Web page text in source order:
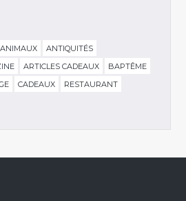
ANIMAUX
ANTIQUITÉS
ARTICLES CADEAUX
BAPTÊME
CADEAUX
RESTAURANT